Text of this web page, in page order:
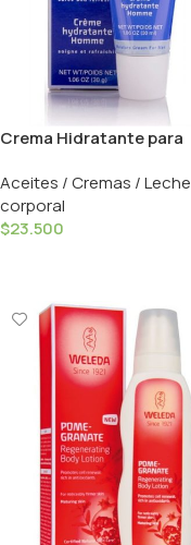
Crema Hidratante para
Aceites / Cremas / Leche
corporal
$23.500